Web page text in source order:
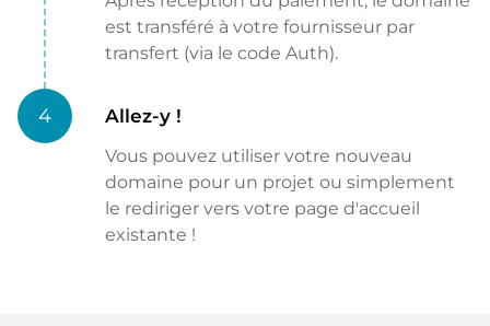
est transféré à votre fournisseur par
transfert (via le code Auth).
4 Allez-y !
Vous pouvez utiliser votre nouveau
domaine pour un projet ou simplement
le rediriger vers votre page d'accueil
existante !